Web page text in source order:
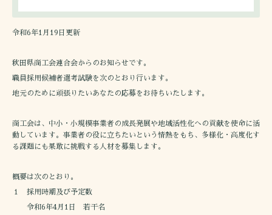
令和6年1月19日更新
秋田県商工会連合会からのお知らせです。
職員採用候補者選考試験を次のとおり行います。
地元のために頑張りたいあなたの応募をお待ちいたします。
商工会は、中小・小規模事業者の成長発展や地域活性化への貢献を使命に活
動しています。事業者の役に立ちたいという情熱をもち、多様化・高度化す
る課題にも果敢に挑戦する人材を募集します。
概要は次のとおり。
１ 採用時期及び予定数
令和6年4月1日 若干名